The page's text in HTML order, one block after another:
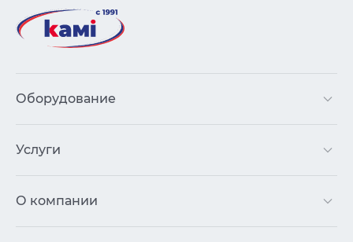
Оборудование
Услуги
О компании